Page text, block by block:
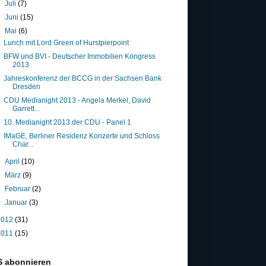
Juli(7)
Juni(15)
Mai(6)
Lunch mit Lord Green of Hurstpierpoint
BFW und BVI - Deutscher Immobilien Kongress
2013
Jahreskonferenz der BCCG in der Sachsen Bank
Dresden
CDU Medianight 2013 - Angela Merkel, David
Garrett...
10. Medianight 2013 der CDU - Panel 1
IMaGE, Berliner Residenz Konzerte und Schloss
Char...
April(10)
März(9)
Februar(2)
Januar(3)
(31)
(15)
abonnieren